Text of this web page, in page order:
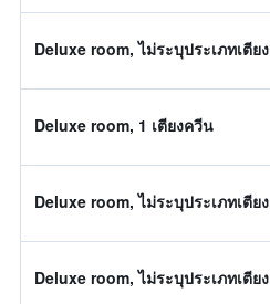
Deluxe room, ไม่ระบุประเภทเตียง
Deluxe room, 1 เตียงควีน
Deluxe room, ไม่ระบุประเภทเตียง
Deluxe room, ไม่ระบุประเภทเตียง